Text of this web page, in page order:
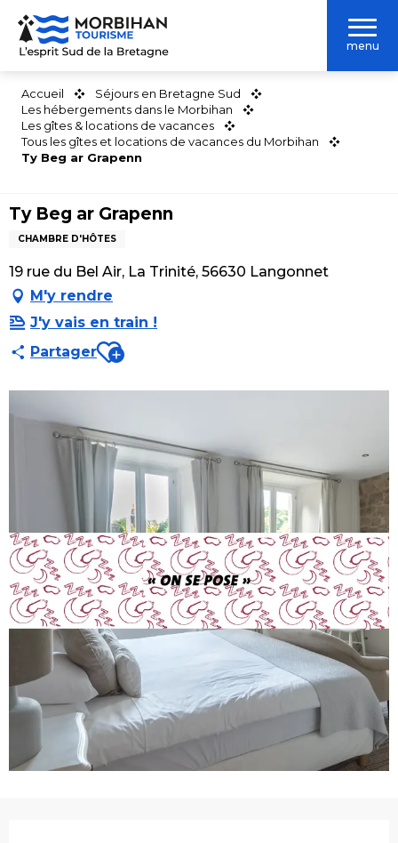
Aller
contenu
menu
Accueil
Séjours en Bretagne Sud
Les hébergements dans le Morbihan
Les gîtes & locations de vacances
Tous les gîtes et locations de vacances du Morbihan
Ty Beg ar Grapenn
Ty Beg ar Grapenn
CHAMBRE D'HÔTES
19 rue du Bel Air, La Trinité, 56630 Langonnet
M'y rendre
J'y vais en train !
PartagerAjouter aux favoris